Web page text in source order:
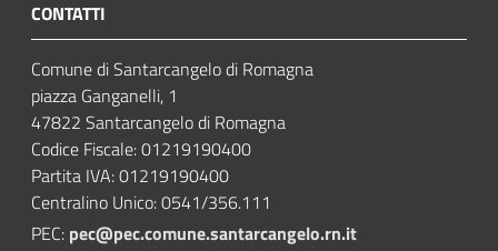
CONTATTI
Comune di Santarcangelo di Romagna
piazza Ganganelli, 1
47822 Santarcangelo di Romagna
Codice Fiscale: 01219190400
Partita IVA: 01219190400
Centralino Unico: 0541/356.111
PEC: pec@pec.comune.santarcangelo.rn.it